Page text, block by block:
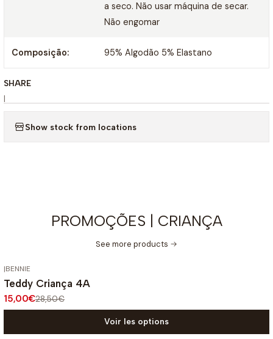
a seco. Não usar máquina de secar.
Não engomar
Composição: 95% Algodão 5% Elastano
SHARE
|
Show stock from locations
PROMOÇÕES | CRIANÇA
See more products
|BENNIE
Teddy Criança 4A
15,00€28,50€
Voir les options